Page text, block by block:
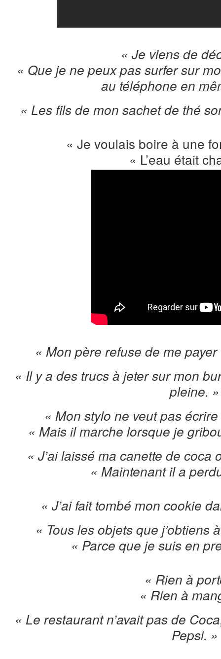
« Je viens de
« Que je ne peux pas surfer sur
au téléphone en
« Les fils de mon sachet de thé
« Je voulais boire à une
« L’eau était
« Mon père refuse de me
« Il y a des trucs à jeter sur mon
pleine. »
« Mon stylo ne veut pas
« Mais il marche lorsque je
« J’ai laissé ma canette de coca
« Maintenant il a
« J’ai fait tombé mon cookie
« Tous les objets que j’obtiens
« Parce que je suis en
« Rien à
« Rien à
« Le restaurant n’avait pas de
Pepsi. »